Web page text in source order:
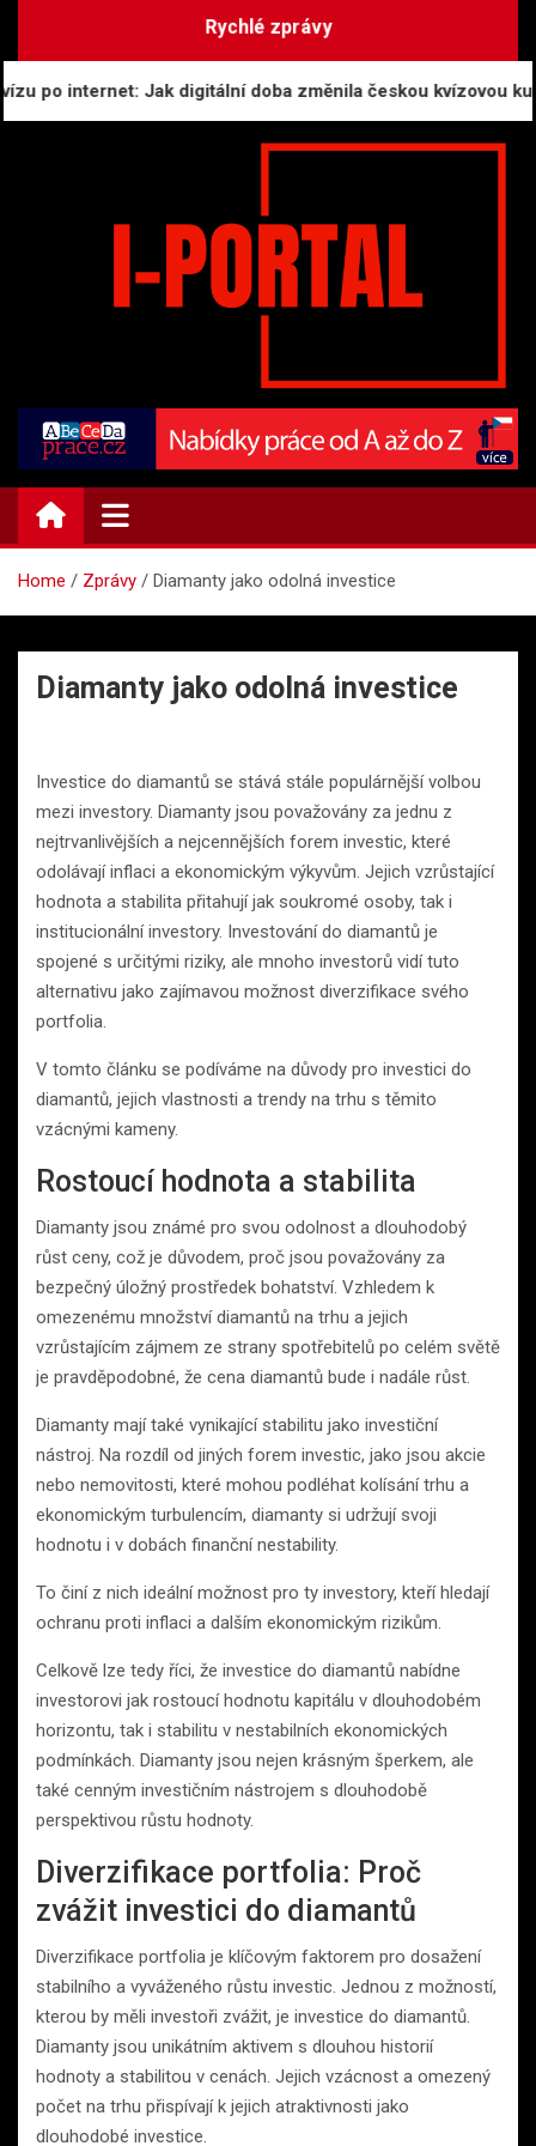
Rychlé zprávy
po internet: Jak digitální doba změnila českou kvízovou
i-PORTAL.CZ | Zprávy
Informační portál
Home Zprávy Diamanty jako odolná investice
Diamanty jako odolná investice
Investice do diamantů se stává stále populárnější volbou
mezi investory. Diamanty jsou považovány za jednu z
nejtrvanlivějších a nejcennějších forem investic, které
odolávají inflaci a ekonomickým výkyvům. Jejich vzrůstající
hodnota a stabilita přitahují jak soukromé osoby, tak i
institucionální investory. Investování do diamantů je
spojené s určitými riziky, ale mnoho investorů vidí tuto
alternativu jako zajímavou možnost diverzifikace svého
portfolia.
V tomto článku se podíváme na důvody pro investici do
diamantů, jejich vlastnosti a trendy na trhu s těmito
vzácnými kameny.
Rostoucí hodnota a stabilita
Diamanty jsou známé pro svou odolnost a dlouhodobý
růst ceny, což je důvodem, proč jsou považovány za
bezpečný úložný prostředek bohatství. Vzhledem k
omezenému množství diamantů na trhu a jejich
vzrůstajícím zájmem ze strany spotřebitelů po celém světě
je pravděpodobné, že cena diamantů bude i nadále růst.
Diamanty mají také vynikající stabilitu jako investiční
nástroj. Na rozdíl od jiných forem investic, jako jsou akcie
nebo nemovitosti, které mohou podléhat kolísání trhu a
ekonomickým turbulencím, diamanty si udržují svoji
hodnotu i v dobách finanční nestability.
To činí z nich ideální možnost pro ty investory, kteří hledají
ochranu proti inflaci a dalším ekonomickým rizikům.
Celkově lze tedy říci, že investice do diamantů nabídne
investorovi jak rostoucí hodnotu kapitálu v dlouhodobém
horizontu, tak i stabilitu v nestabilních ekonomických
podmínkách. Diamanty jsou nejen krásným šperkem, ale
také cenným investičním nástrojem s dlouhodobě
perspektivou růstu hodnoty.
Diverzifikace portfolia: Proč
zvážit investici do diamantů
Diverzifikace portfolia je klíčovým faktorem pro dosažení
stabilního a vyváženého růstu investic. Jednou z možností,
kterou by měli investoři zvážit, je investice do diamantů.
Diamanty jsou unikátním aktivem s dlouhou historií
hodnoty a stabilitou v cenách. Jejich vzácnost a omezený
počet na trhu přispívají k jejich atraktivnosti jako
dlouhodobé investice.